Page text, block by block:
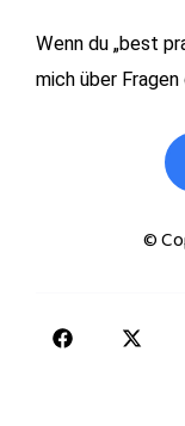
Wenn du „best
mich über Fragen
©